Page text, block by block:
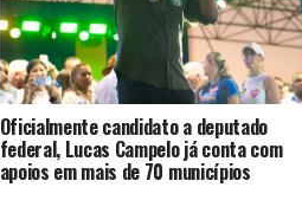
Oficialmente candidato a deputado
federal, Lucas Campelo já conta com
apoios em mais de 70 municípios